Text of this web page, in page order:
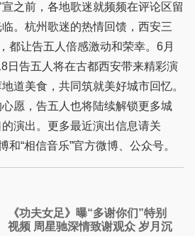
前，各地歌迷就频频在评论区留
。杭州歌迷的热情回馈，西安三
都让告五人倍感激动和荣幸。6月
日告五人将在古都西安带来精彩演
道美食，共同筑就美好城市回忆。
愿，告五人也将陆续解锁更多城
演出。更多最近演出信息请关
和“相信音乐”官方微博、公众号。
《功夫女足》曝“多谢你们”特别
视频 周星驰深情致谢观众 岁月沉